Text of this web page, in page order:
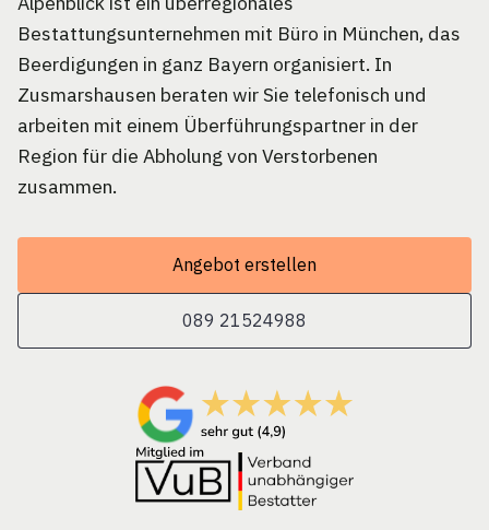
Bestattungsunternehmen mit Büro in München, das
Beerdigungen in ganz Bayern organisiert. In
Zusmarshausen beraten wir Sie telefonisch und
arbeiten mit einem Überführungspartner in der
Region für die Abholung von Verstorbenen
zusammen.
Angebot erstellen
089 21524988